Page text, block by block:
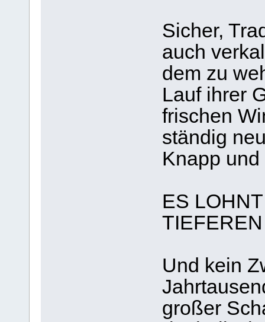
Sicher,
auch
dem zu
Lauf ihrer
frischen
ständig
Knapp
ES
Und kein
großer